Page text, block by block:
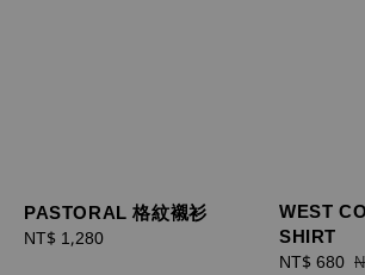
PASTORAL 格紋襯衫
Regular
NT$ 1,280
WEST
SHIRT
Sale
NT$ 680